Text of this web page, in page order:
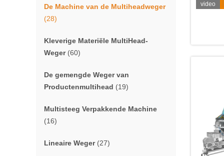
De Machine van de Multiheadweger
(28)
Kleverige Materiële MultiHead-
Weger(60)
De gemengde Weger van
Productenmultihead (19)
Multisteeg Verpakkende Machine
(16)
Lineaire Weger(27)
video